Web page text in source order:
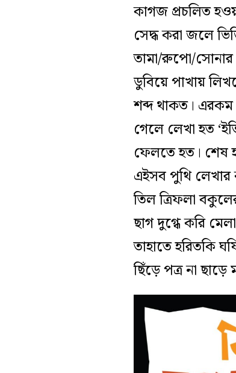
কাগজ প্রচলিত
সেদ্ধ করা জলে
তামা/রুপো/
ডুবিয়ে পাখায়
শব্দ থাকত।
গেলে লেখা হত
ফেলতে হত। শেষ
এইসব পুথি লেখার
তিল ত্রিফলা
ছাগ দুগ্ধে করি মেলা
তাহাতে হরিতকি
ছিঁড়ে পত্র না ছাড়ে